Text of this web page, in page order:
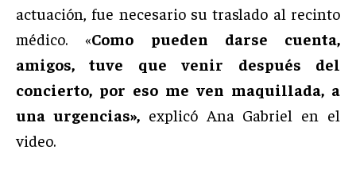
actuación, fue necesario su traslado al recinto
médico. «Como pueden darse cuenta,
amigos, tuve que venir después del
concierto, por eso me ven maquillada, a
una urgencias»,explicó Ana Gabriel en el
video.